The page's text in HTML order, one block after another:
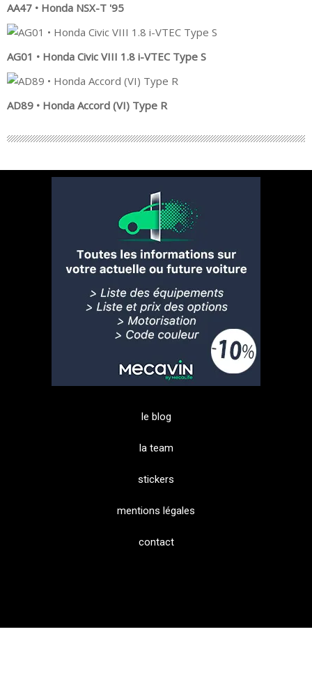
AA47 • Honda NSX-T '95
AG01 • Honda Civic VIII 1.8 i-VTEC Type S
AD89 • Honda Accord (VI) Type R
le blog
la team
stickers
mentions légales
contact